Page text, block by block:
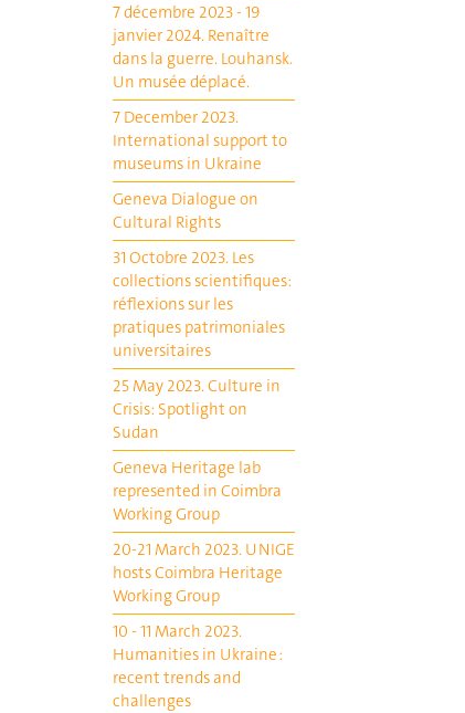
7 décembre 2023 - 19
janvier 2024. Renaître
dans la guerre. Louhansk.
Un musée déplacé.
7 December 2023.
International support to
museums in Ukraine
Geneva Dialogue on
Cultural Rights
31 Octobre 2023. Les
collections scientifiques:
réflexions sur les
pratiques patrimoniales
universitaires
25 May 2023. Culture in
Crisis: Spotlight on
Sudan
Geneva Heritage lab
represented in Coimbra
Working Group
20-21 March 2023. UNIGE
hosts Coimbra Heritage
Working Group
10 - 11 March 2023.
Humanities in Ukraine :
recent trends and
challenges